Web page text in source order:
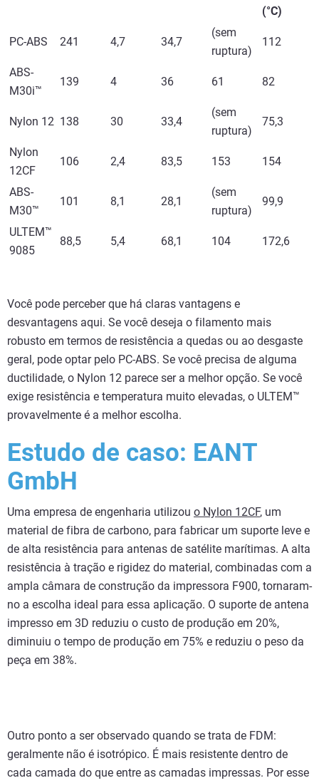
(°C)
PC-ABS 241 4,7 34,7
(sem
ruptura)
112
ABS-
M30i™
139 4 36 61 82
Nylon 12 138 30 33,4
(sem
ruptura)
75,3
Nylon
12CF
106 2,4 83,5 153 154
ABS-
M30™
101 8,1 28,1
(sem
ruptura)
99,9
ULTEM™
9085
88,5 5,4 68,1 104 172,6
Você pode perceber que há claras vantagens e
desvantagens aqui. Se você deseja o filamento mais
robusto em termos de resistência a quedas ou ao desgaste
geral, pode optar pelo PC-ABS. Se você precisa de alguma
ductilidade, o Nylon 12 parece ser a melhor opção. Se você
exige resistência e temperatura muito elevadas, o ULTEM™
provavelmente é a melhor escolha.
Estudo de caso: EANT
GmbH
Uma empresa de engenharia utilizou o Nylon 12CF, um
material de fibra de carbono, para fabricar um suporte leve e
de alta resistência para antenas de satélite marítimas. A alta
resistência à tração e rigidez do material, combinadas com a
ampla câmara de construção da impressora F900, tornaram-
no a escolha ideal para essa aplicação. O suporte de antena
impresso em 3D reduziu o custo de produção em 20%,
diminuiu o tempo de produção em 75% e reduziu o peso da
peça em 38%.
Outro ponto a ser observado quando se trata de FDM:
geralmente não é isotrópico. É mais resistente dentro de
cada camada do que entre as camadas impressas. Por esse